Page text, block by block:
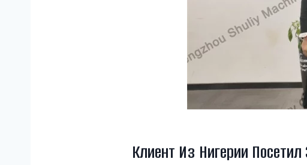
Клиент Из Нигерии